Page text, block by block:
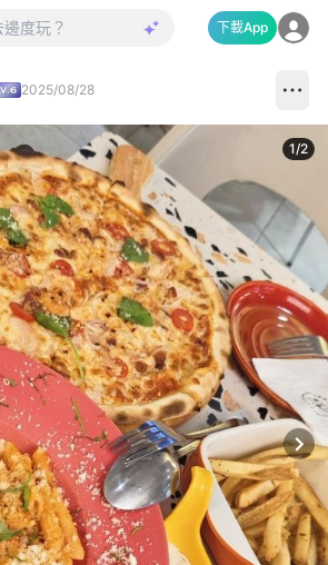
下載App
2025/08/28
1/2